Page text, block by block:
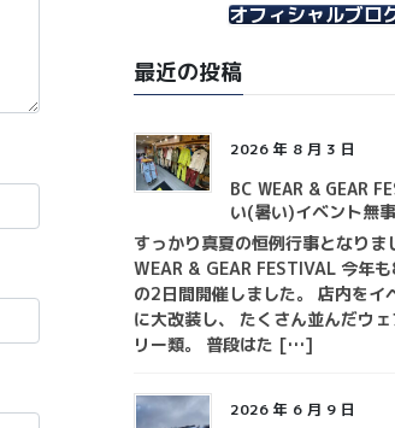
オフィシャルブロ
最近の投稿
2026 年 8 月 3 日
BC WEAR & GEAR
い(暑い)イベント無
すっかり真夏の恒例行事となりま
WEAR & GEAR FESTIVAL 今年
の2日間開催しました。 店内をイ
に大改装し、 たくさん並んだウ
リー類。 普段はた […]
2026 年 6 月 9 日